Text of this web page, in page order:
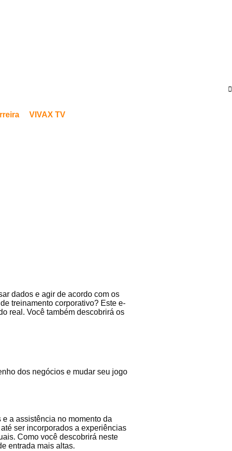
VIVAX TV
dados e agir de acordo com os
treinamento corporativo? Este e-
real. Você também descobrirá os
dos negócios e mudar seu jogo
a assistência no momento da
ser incorporados a experiências
Como você descobrirá neste
entrada mais altas.